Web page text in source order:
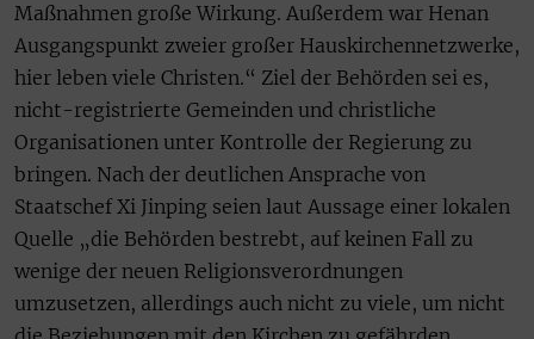
Maßnahmen große Wirkung. Außerdem war Henan
Ausgangspunkt zweier großer Hauskirchennetzwerke,
hier leben viele Christen.“ Ziel der Behörden sei es,
nicht-registrierte Gemeinden und christliche
Organisationen unter Kontrolle der Regierung zu
bringen. Nach der deutlichen Ansprache von
Staatschef Xi Jinping seien laut Aussage einer lokalen
Quelle „die Behörden bestrebt, auf keinen Fall zu
wenige der neuen Religionsverordnungen
umzusetzen, allerdings auch nicht zu viele, um nicht